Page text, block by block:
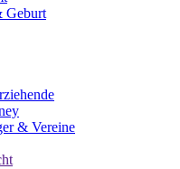
Geburt
& Vereine